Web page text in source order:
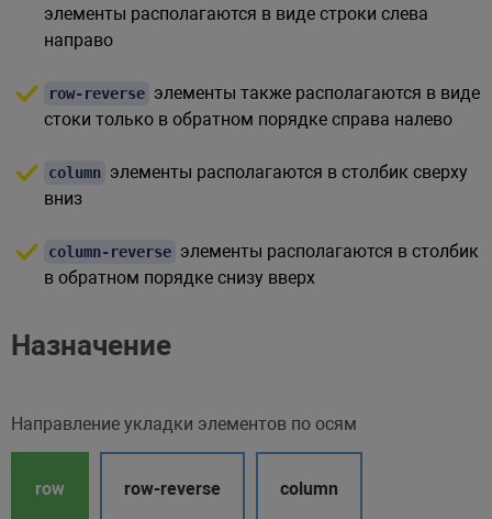
элементы располагаются в виде строки слева
направо
row-reverse элементы также располагаются в виде
стоки только в обратном порядке справа налево
column элементы располагаются в столбик сверху
вниз
column-reverse элементы располагаются в столбик
в обратном порядке снизу вверх
Назначение
Направление укладки элементов по осям
row row-reverse column